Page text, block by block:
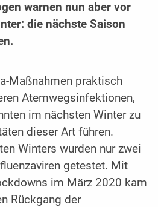
warnen nun aber vor
die nächste Saison
Maßnahmen praktisch
Atemwegsinfektionen,
im nächsten Winter zu
dieser Art führen.
Winters wurden nur zwei
getestet. Mit
im März 2020 kam
Rückgang der